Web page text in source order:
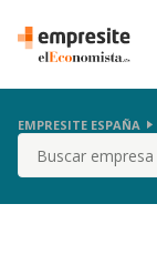
EMPRESITE ESPAÑA
Buscar